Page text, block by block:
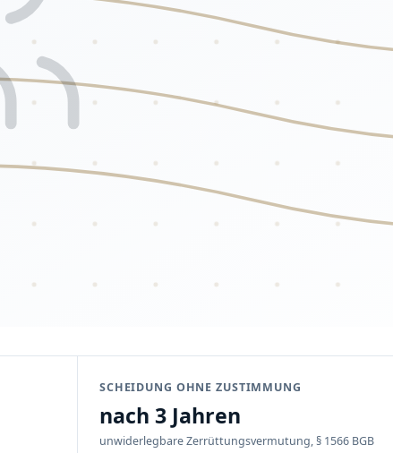
SCHEIDUNG OHNE ZUSTIMMUNG
nach 3 Jahren
unwiderlegbare Zerrüttungsvermutung, § 1566 BGB